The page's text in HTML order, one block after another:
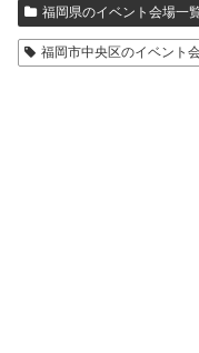
福岡県のイベント会場一
福岡市中央区のイベント